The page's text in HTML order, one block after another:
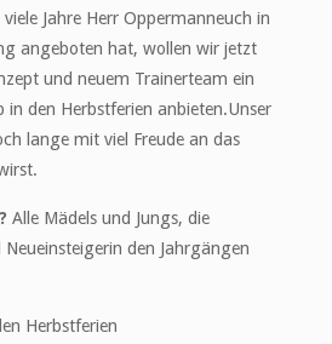
Jahre Herr Oppermanneuch in
angeboten hat, wollen wir jetzt
und neuem Trainerteam ein
in den Herbstferien anbieten.Unser
lange mit viel Freude an das
Alle Mädels und Jungs, die
den Jahrgängen
Herbstferien